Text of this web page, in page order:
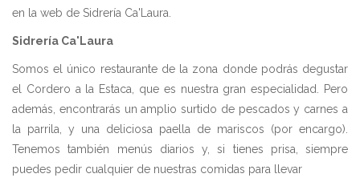
en la web de Sidrería Ca'Laura.
Sidrería Ca'Laura
Somos el único restaurante de la zona donde podrás degustar
el Cordero a la Estaca, que es nuestra gran especialidad. Pero
además, encontrarás un amplio surtido de pescados y carnes a
la parrila, y una deliciosa paella de mariscos (por encargo).
Tenemos también menús diarios y, si tienes prisa, siempre
puedes pedir cualquier de nuestras comidas para llevar